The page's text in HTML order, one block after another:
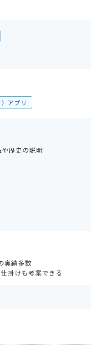
アプリ
歴史の説明
実績多数
掛けも考案できる